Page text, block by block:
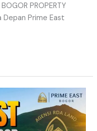
PROPERTY
Depan Prime East